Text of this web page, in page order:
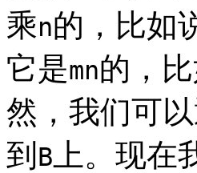
乘n的，比如
它是mn的，
然，我们可
到 B 上。现